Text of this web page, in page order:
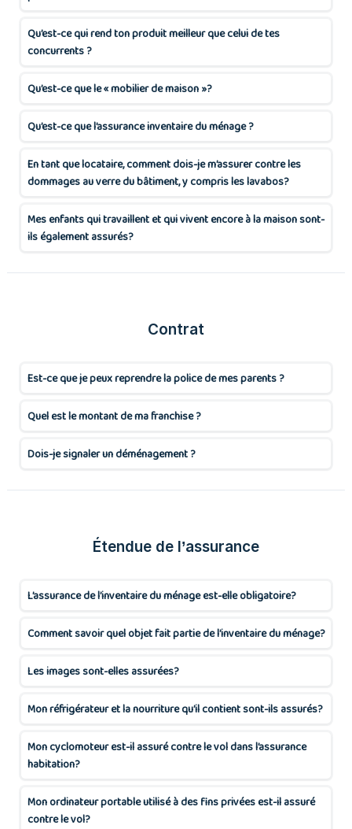
Qu’est-ce qui rend ton produit meilleur que celui de tes
concurrents ?
Qu’est-ce que le « mobilier de maison »?
Qu’est-ce que l’assurance inventaire du ménage ?
En tant que locataire, comment dois-je m’assurer contre les
dommages au verre du bâtiment, y compris les lavabos?
Mes enfants qui travaillent et qui vivent encore à la maison sont-
ils également assurés?
Contrat
Est-ce que je peux reprendre la police de mes parents ?
Quel est le montant de ma franchise ?
Dois-je signaler un déménagement ?
Étendue de l’assurance
L’assurance de l’inventaire du ménage est-elle obligatoire?
Comment savoir quel objet fait partie de l’inventaire du ménage?
Les images sont-elles assurées?
Mon réfrigérateur et la nourriture qu’il contient sont-ils assurés?
Mon cyclomoteur est-il assuré contre le vol dans l’assurance
habitation?
Mon ordinateur portable utilisé à des fins privées est-il assuré
contre le vol?